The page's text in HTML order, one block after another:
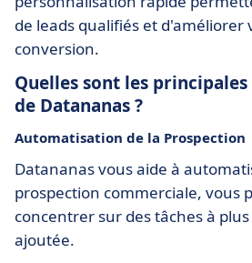
de leads qualifiés et d'améliorer
conversion.
Quelles sont les
de Datananas ?
Automatisation de la Prospection
Datananas vous aide à
prospection commerciale, vous
concentrer sur des tâches à
ajoutée.